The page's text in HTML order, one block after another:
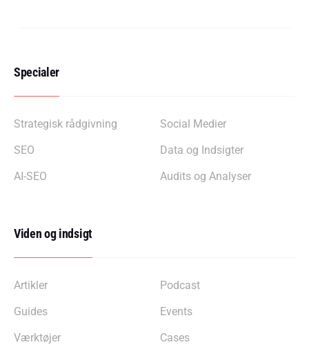
Specialer
Strategisk rådgivning
SEO
AI-SEO
Social Medier
Data og Indsigter
Audits og Analyser
Viden og indsigt
Artikler
Guides
Værktøjer
Podcast
Events
Cases